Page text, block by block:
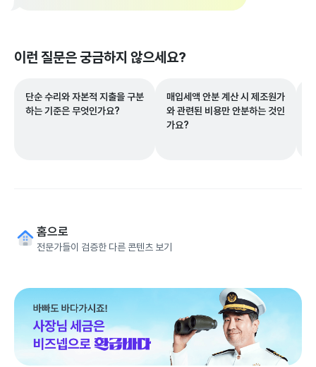
이런 질문은 궁금하지 않으세요?
단순 수리와 자본적 지출을 구분
하는 기준은 무엇인가요?
매입세액 안분 계산 시 제조원가
와 관련된 비용만 안분하는 것인
가요?
홈으로
전문가들이 검증한 다른 콘텐츠 보기